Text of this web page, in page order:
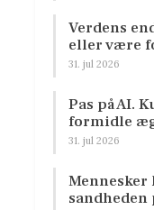
Verdens
eller være
31. jul 2026
Pas på AI.
formidle
31. jul 2026
Mennesker
sandheden